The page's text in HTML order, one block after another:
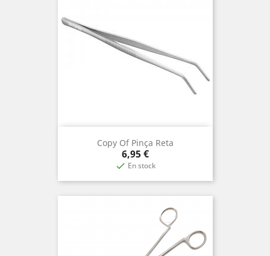
Copy Of Pinça Reta
Precio
6,95 €
 En stock